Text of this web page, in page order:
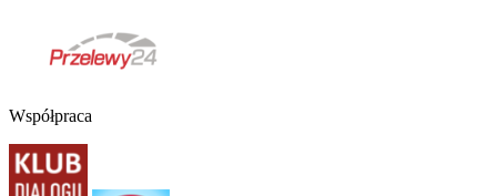
Współpraca